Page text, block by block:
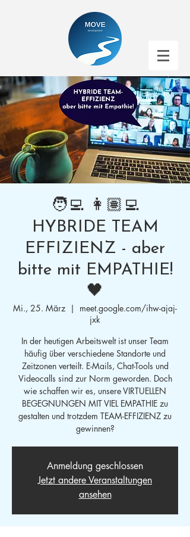
🧑‍💻 👩🏽‍💻
HYBRIDE TEAM
EFFIZIENZ - aber
bitte mit EMPATHIE!
🖤
Mi., 25. März
  |
meet.google.com/ihw-ajaj-
jxk
In der heutigen Arbeitswelt ist unser Team
häufig über verschiedene Standorte und
Zeitzonen verteilt. E-Mails, Chat-Tools und
Videocalls sind zur Norm geworden. Doch
wie schaffen wir es, unsere VIRTUELLEN
BEGEGNUNGEN MIT VIEL EMPATHIE zu
gestalten und trotzdem TEAM-EFFIZIENZ zu
gewinnen?
Anmeldung geschlossen
Jetzt andere Veranstaltungen
ansehen